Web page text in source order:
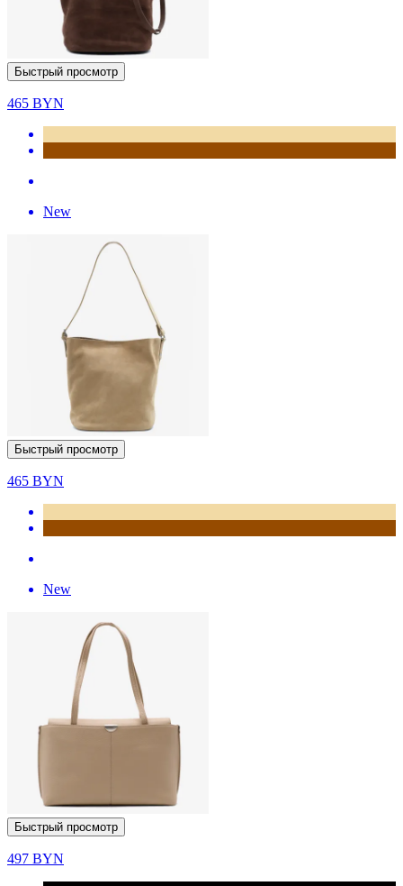
Быстрый просмотр
465 BYN
New
Быстрый просмотр
465 BYN
New
Быстрый просмотр
497 BYN